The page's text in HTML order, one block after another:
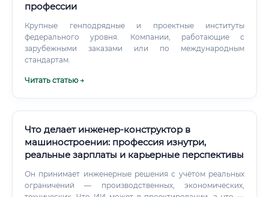
профессии
Крупные генподрядные и проектные институты
федерального уровня. Компании, работающие с
зарубежными заказами или по международным
стандартам.
Читать статью →
Что делает инженер-конструктор в
машиностроении: профессия изнутри,
реальные зарплаты и карьерные перспективы
Он принимает инженерные решения с учётом реальных
ограничений — производственных, экономических,